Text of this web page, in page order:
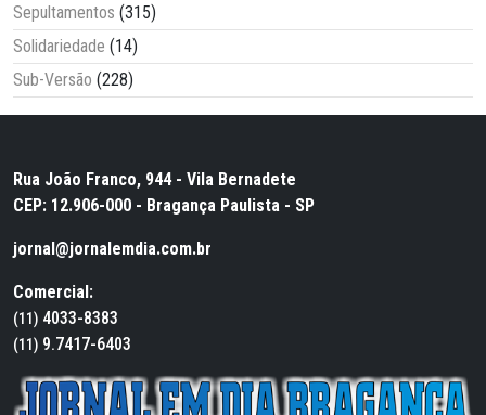
Sepultamentos (315)
Solidariedade (14)
Sub-Versão (228)
Rua João Franco, 944 - Vila Bernadete
CEP: 12.906-000 - Bragança Paulista - SP
jornal@jornalemdia.com.br
Comercial:
(11) 4033-8383
(11) 9.7417-6403